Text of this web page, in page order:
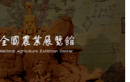
展览馆
站建设
博物馆展厅设计
展厅空间设计
企业展厅设计